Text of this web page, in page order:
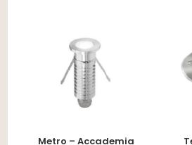
Metro – Accademia